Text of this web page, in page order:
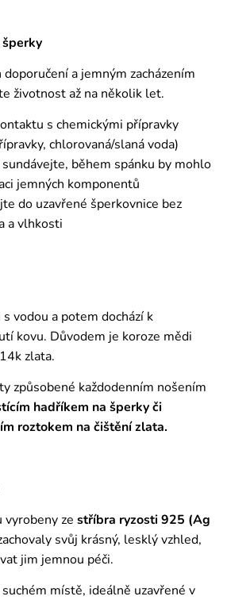
šperky
a jemným zacházením
životnost až na několik let.
s chemickými přípravky
chlorovaná/slaná voda)
během spánku by mohlo
jemných komponentů
do uzavřené šperkovnice bez
a vlhkosti
vodou a potem dochází k
kovu. Důvodem je koroze mědi
zlata.
způsobené každodenním nošením
hadříkem na šperky či
roztokem na čištění zlata.
ze stříbra ryzosti 925 (Ag
svůj krásný, lesklý vzhled,
jim jemnou péči.
místě, ideálně uzavřené v